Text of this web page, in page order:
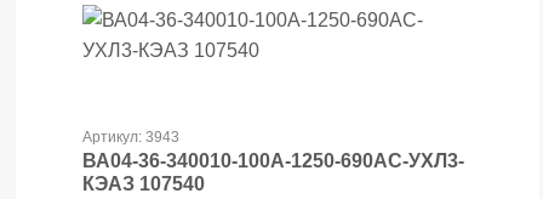
Артикул: 3943
ВА04-36-340010-100А-1250-690AC-УХЛ3-
КЭАЗ 107540